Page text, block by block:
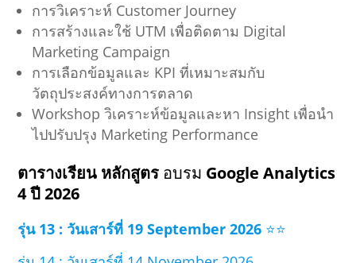
การวิเคราะห์ Customer Journey
การสร้างและใช้ UTM เพื่อติดตาม Digital
Marketing Campaign
การเลือกข้อมูลและ KPI ที่เหมาะสมกับ
วัตถุประสงค์ทางการตลาด
Workshop วิเคราะห์ข้อมูลและหา Insight เพื่อนำ
ไปปรับปรุง Marketing Performance
ตารางเรียน หลักสูตร อบรม Google Analytics
4 ปี 2026
รุ่น 13 : วันเสาร์ที่ 19 September 2026 ⭐⭐